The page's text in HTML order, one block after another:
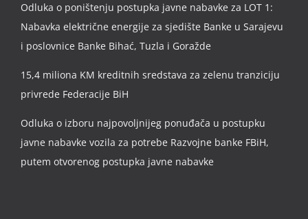
Odluka o poništenju postupka javne nabavke za LOT 1:
Nabavka električne energije za sjedište Banke u Sarajevu
i poslovnice Banke Bihać, Tuzla i Goražde
15,4 miliona KM kreditnih sredstava za zelenu tranziciju
privrede Federacije BiH
Odluka o izboru najpovoljnijeg ponuđača u postupku
javne nabavke vozila za potrebe Razvojne banke FBiH,
putem otvorenog postupka javne nabavke